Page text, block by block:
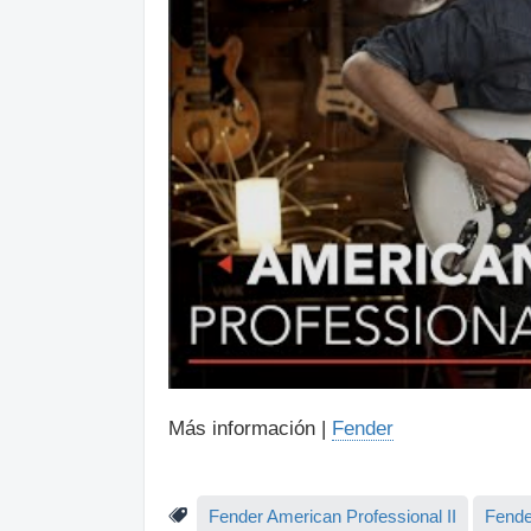
Más información | Fender
Fender American Professional II